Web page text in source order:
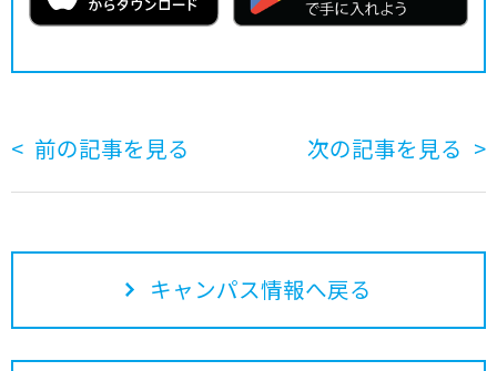
前の記事を見る 次の記事を見る
キャンパス情報へ戻る